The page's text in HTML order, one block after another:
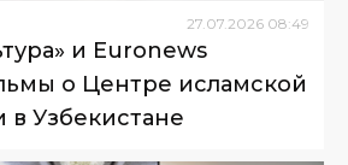
27 07 2026 08:49
и Euronews
о Центре исламской
в Узбекистане